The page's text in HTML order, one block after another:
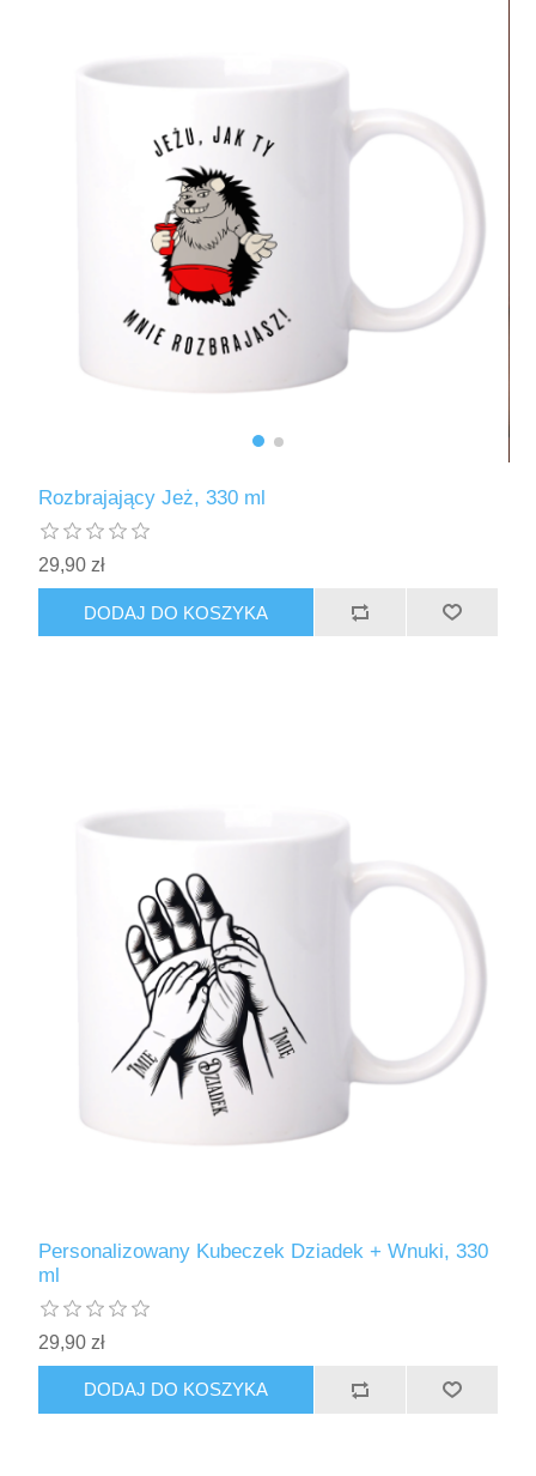
Rozbrajający Jeż, 330 ml
29,90 zł
DODAJ DO KOSZYKA
Personalizowany Kubeczek Dziadek + Wnuki, 330
ml
29,90 zł
DODAJ DO KOSZYKA